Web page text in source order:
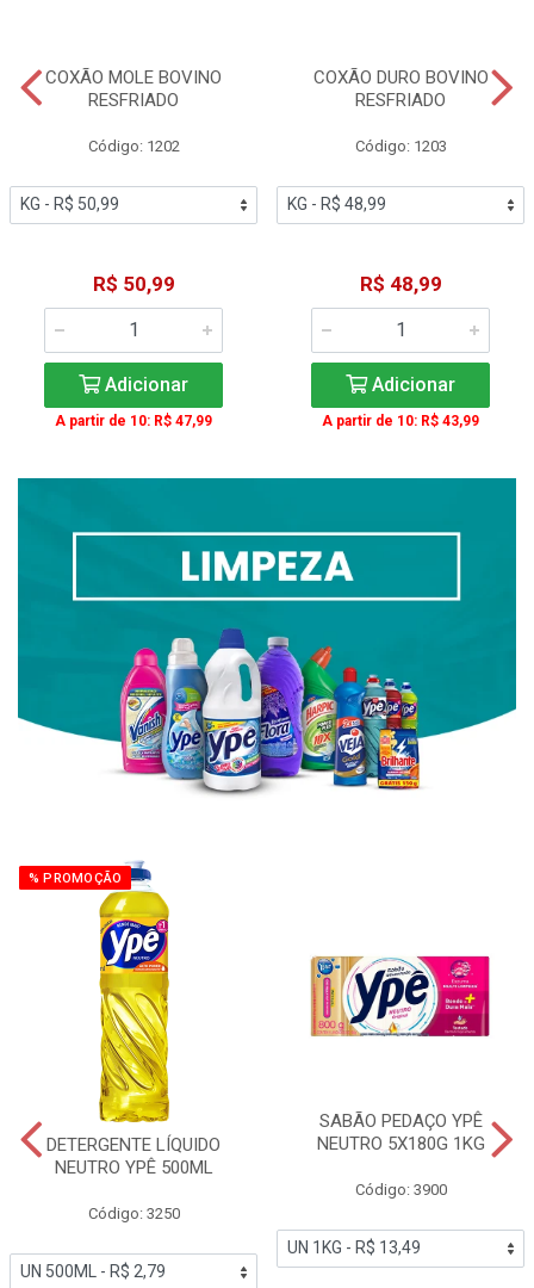
COXÃO MOLE BOVINO
RESFRIADO
Código: 1202
R$ 50,99
Adicionar
A partir de 10: R$ 47,99
COXÃO DURO BOVINO
RESFRIADO
Código: 1203
R$ 48,99
Adicionar
A partir de 10: R$ 43,99
% PROMOÇÃO
DETERGENTE LÍQUIDO
NEUTRO YPÊ 500ML
Código: 3250
SABÃO PEDAÇO YPÊ
NEUTRO 5X180G 1KG
Código: 3900